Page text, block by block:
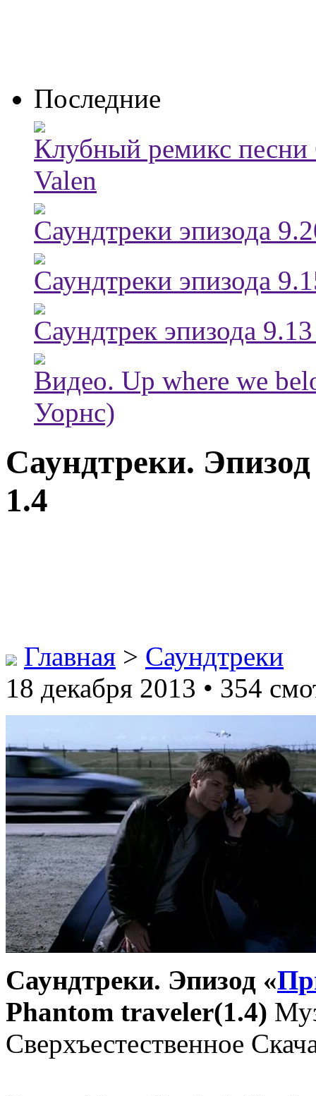
Последние
Клубный ремикс
Valen
Саундтреки эпизода
Саундтреки эпизода
Саундтрек эпизода
Видео. Up where we
Уорнс)
Саундтреки.
1.4
Главная > Саундтреки
18 декабря 2013 • 354
Саундтреки. Эпизод «
Phantom traveler(1.4)
Сверхъестественное